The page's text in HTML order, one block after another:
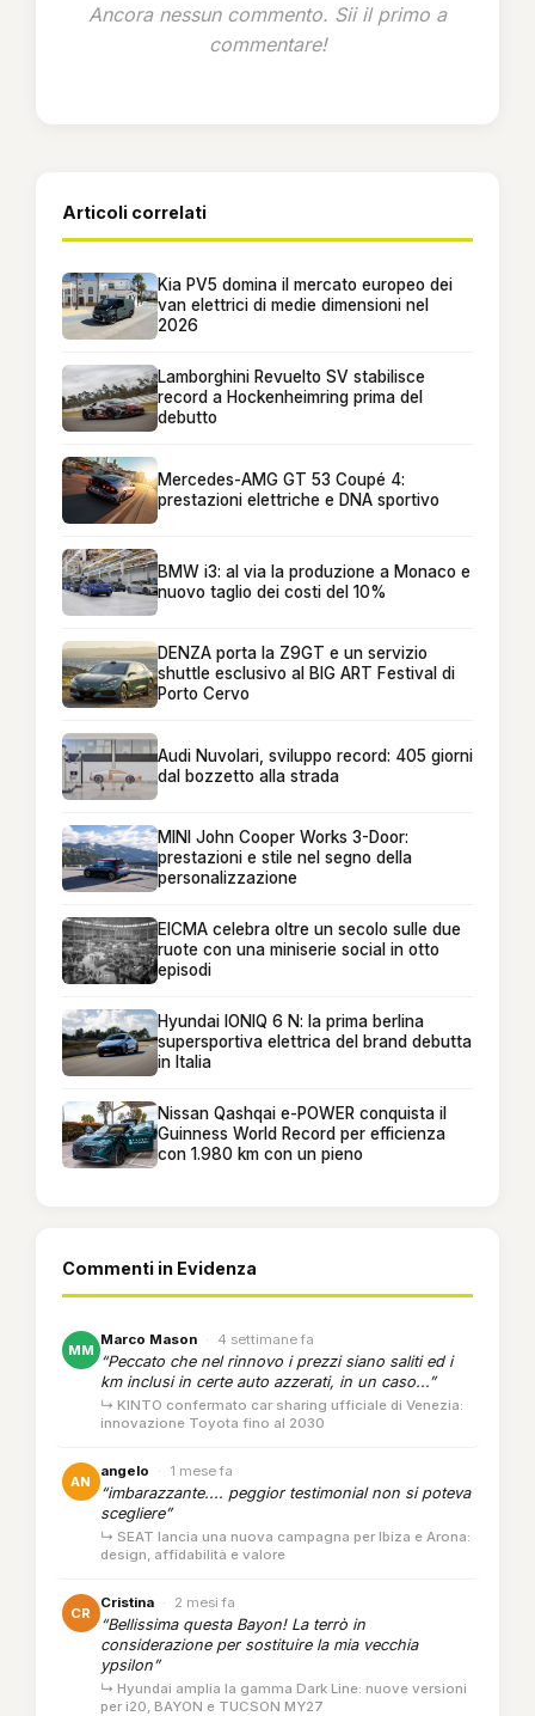
Ancora nessun commento. Sii il primo a
commentare!
Articoli correlati
Kia PV5 domina il mercato europeo dei
van elettrici di medie dimensioni nel
2026
Lamborghini Revuelto SV stabilisce
record a Hockenheimring prima del
debutto
Mercedes-AMG GT 53 Coupé 4:
prestazioni elettriche e DNA sportivo
BMW i3: al via la produzione a Monaco e
nuovo taglio dei costi del 10%
DENZA porta la Z9GT e un servizio
shuttle esclusivo al BIG ART Festival di
Porto Cervo
Audi Nuvolari, sviluppo record: 405 giorni
dal bozzetto alla strada
MINI John Cooper Works 3-Door:
prestazioni e stile nel segno della
personalizzazione
EICMA celebra oltre un secolo sulle due
ruote con una miniserie social in otto
episodi
Hyundai IONIQ 6 N: la prima berlina
supersportiva elettrica del brand debutta
in Italia
Nissan Qashqai e-POWER conquista il
Guinness World Record per efficienza
con 1.980 km con un pieno
Commenti in Evidenza
MM
Marco Mason · 4 settimane fa
“Peccato che nel rinnovo i prezzi siano saliti ed i
km inclusi in certe auto azzerati, in un caso...”
↳ KINTO confermato car sharing ufficiale di Venezia:
innovazione Toyota fino al 2030
AN
angelo · 1 mese fa
“imbarazzante.... peggior testimonial non si poteva
scegliere”
↳ SEAT lancia una nuova campagna per Ibiza e Arona:
design, affidabilità e valore
CR
Cristina · 2 mesi fa
“Bellissima questa Bayon! La terrò in
considerazione per sostituire la mia vecchia
ypsilon”
↳ Hyundai amplia la gamma Dark Line: nuove versioni
per i20, BAYON e TUCSON MY27